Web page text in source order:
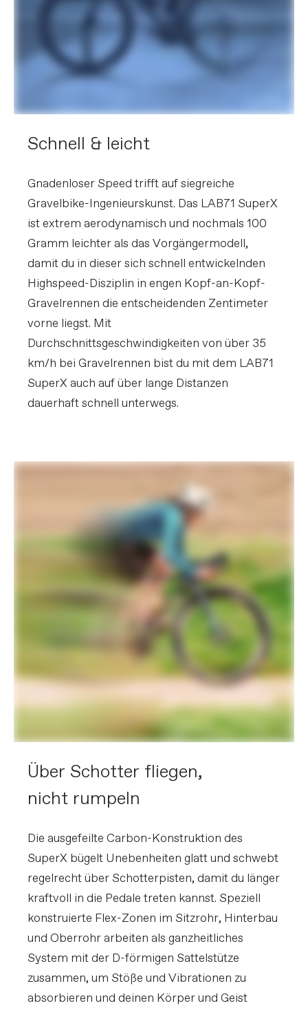
Schnell & leicht
Gnadenloser Speed trifft auf siegreiche
Gravelbike-Ingenieurskunst. Das LAB71 SuperX
ist extrem aerodynamisch und nochmals 100
Gramm leichter als das Vorgängermodell,
damit du in dieser sich schnell entwickelnden
Highspeed-Disziplin in engen Kopf-an-Kopf-
Gravelrennen die entscheidenden Zentimeter
vorne liegst. Mit
Durchschnittsgeschwindigkeiten von über 35
km/h bei Gravelrennen bist du mit dem LAB71
SuperX auch auf über lange Distanzen
dauerhaft schnell unterwegs.
Über Schotter fliegen,
nicht rumpeln
Die ausgefeilte Carbon-Konstruktion des
SuperX bügelt Unebenheiten glatt und schwebt
regelrecht über Schotterpisten, damit du länger
kraftvoll in die Pedale treten kannst. Speziell
konstruierte Flex-Zonen im Sitzrohr, Hinterbau
und Oberrohr arbeiten als ganzheitliches
System mit der D-förmigen Sattelstütze
zusammen, um Stöße und Vibrationen zu
absorbieren und deinen Körper und Geist